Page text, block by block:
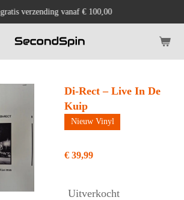
gratis verzending vanaf € 100,00
Di-Rect – Live In De
Kuip
Nieuw Vinyl
€ 39,99
Uitverkocht